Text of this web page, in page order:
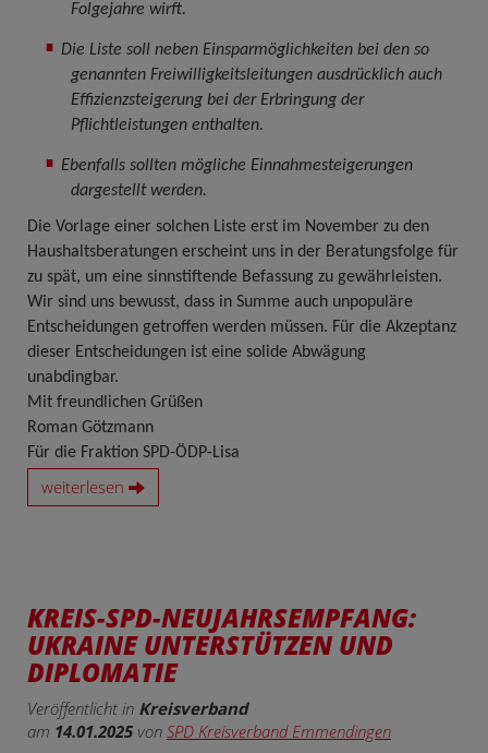
Folgejahre wirft.
Die Liste soll neben Einsparmöglichkeiten bei den so
genannten Freiwilligkeitsleitungen ausdrücklich auch
Effizienzsteigerung bei der Erbringung der
Pflichtleistungen enthalten.
Ebenfalls sollten mögliche Einnahmesteigerungen
dargestellt werden.
Die Vorlage einer solchen Liste erst im November zu den
Haushaltsberatungen erscheint uns in der Beratungsfolge für
zu spät, um eine sinnstiftende Befassung zu gewährleisten.
Wir sind uns bewusst, dass in Summe auch unpopuläre
Entscheidungen getroffen werden müssen. Für die Akzeptanz
dieser Entscheidungen ist eine solide Abwägung
unabdingbar.
Mit freundlichen Grüßen
Roman Götzmann
Für die Fraktion SPD-ÖDP-Lisa
weiterlesen
KREIS-SPD-NEUJAHRSEMPFANG:
UKRAINE UNTERSTÜTZEN UND
DIPLOMATIE
Veröffentlicht in Kreisverband
am 14.01.2025 von SPD Kreisverband Emmendingen